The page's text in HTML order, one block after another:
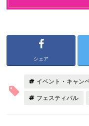
シェア
イベント・キャン
フェスティバル